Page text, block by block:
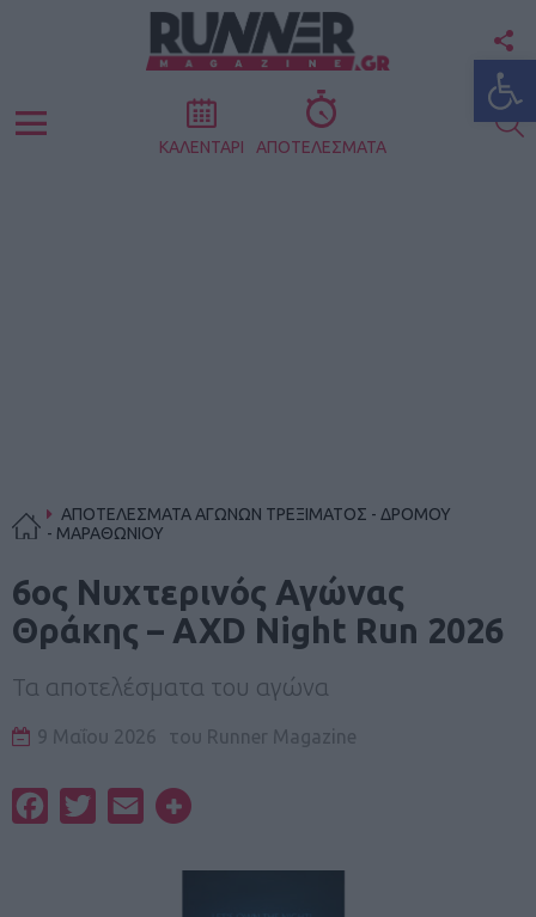
Menu ΚΑΛΕΝΤΑΡΙ ΑΠΟΤΕΛΕΣΜΑΤΑ
ΑΠΟΤΕΛΕΣΜΑΤΑ ΑΓΩΝΩΝ ΤΡΕΞΙΜΑΤΟΣ - ΔΡΟΜΟΥ
- ΜΑΡΑΘΩΝΙΟΥ
6ος Νυχτερινός Αγώνας
Θράκης – AXD Night Run 2026
Τα αποτελέσματα του αγώνα
9 Μαΐου 2026 του Runner Magazine
FacebookTwitterEmail